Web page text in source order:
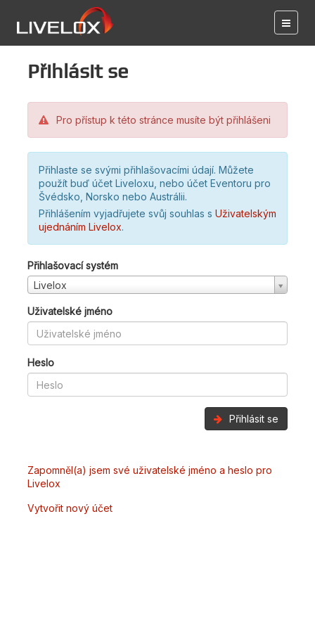
Přihlásit se
Pro přístup k této stránce musíte být přihlášeni
Přihlaste se svými přihlašovacími údají. Můžete
použít buď účet Liveloxu, nebo účet Eventoru pro
Švédsko, Norsko nebo Austrálii.
Přihlášením vyjadřujete svůj souhlas s Uživatelským
ujednáním Livelox.
Přihlašovací systém
Livelox
Uživatelské jméno
Heslo
Přihlásit se
Zapomněl(a) jsem své uživatelské jméno a heslo pro
Livelox
Vytvořit nový účet